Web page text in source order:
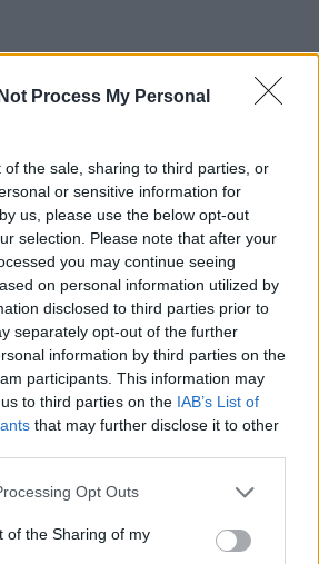
Process My Personal
of the sale, sharing to third parties, or
or sensitive information for
us, please use the below opt-out
selection. Please note that after your
you may continue seeing
on personal information utilized by
disclosed to third parties prior to
separately opt-out of the further
information by third parties on the
participants. This information may
to third parties on the IAB’s List of
that may further disclose it to other
Opt Outs
of the Sharing of my
tájékoztató
archívuma
archívuma